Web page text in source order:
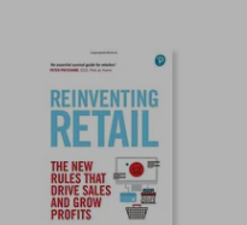
dcto.